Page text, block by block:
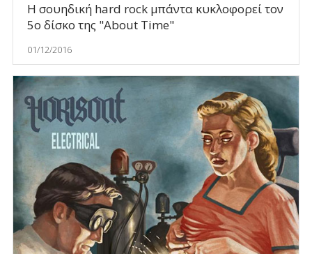
H σουηδική hard rock μπάντα κυκλοφορεί τον
5ο δίσκο της "About Time"
01/12/2016